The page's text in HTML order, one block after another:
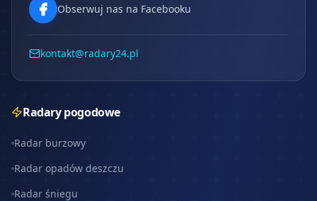
Obserwuj nas na Facebooku
kontakt@radary24.pl
Radary pogodowe
Radar burzowy
Radar opadów deszczu
Radar śniegu